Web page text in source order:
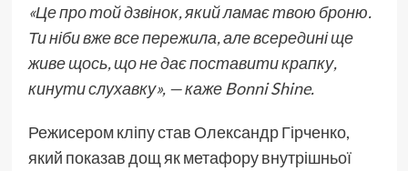
«Це про той дзвінок, який ламає твою броню.
Ти ніби вже все пережила, але всередині ще
живе щось, що не дає поставити крапку,
кинути слухавку», — каже Bonni Shine.
Режисером кліпу став Олександр Гірченко,
який показав дощ як метафору внутрішньої